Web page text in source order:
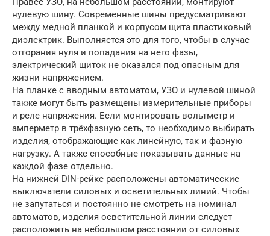
нулевую шину. Современные шины предусматривают
между медной планкой и корпусом щита пластиковый
диэлектрик. Выполняется это для того, чтобы в случае
отгорания нуля и попадания на него фазы,
электрический щиток не оказался под опасным для
жизни напряжением.
На планке с вводным автоматом, УЗО и нулевой шиной
также могут быть размещены измерительные приборы
и реле напряжения. Если монтировать вольтметр и
амперметр в трёхфазную сеть, то необходимо выбирать
изделия, отображающие как линейную, так и фазную
нагрузку. А также способные показывать данные на
каждой фазе отдельно.
На нижней DIN-рейке расположены автоматические
выключатели силовых и осветительных линий. Чтобы
не запутаться и постоянно не смотреть на номинал
автоматов, изделия осветительной линии следует
расположить на небольшом расстоянии от силовых